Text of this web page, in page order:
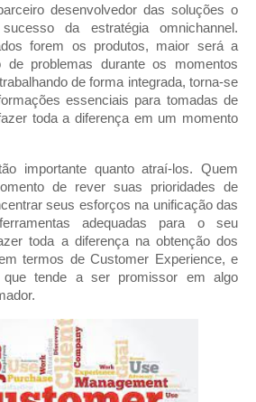
desenvolvedor das soluções o
da estratégia omnichannel.
forem os produtos, maior será a
de problemas durante os momentos
de forma integrada, torna-se
essenciais para tomadas de
toda a diferença em um momento
importante quanto atraí-los. Quem
de rever suas prioridades de
seus esforços na unificação das
adequadas para o seu
toda a diferença na obtenção dos
termos de Customer Experience, e
que tende a ser promissor em algo